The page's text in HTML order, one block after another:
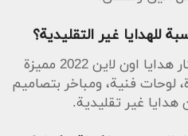
غير التقليدية؟
ج: بالتأكيد. يقدم تركواز أفكار هدايا اون لاين 2022 مميزة
لوحات فنية، ومباخر بتصاميم
غير تقليدية.